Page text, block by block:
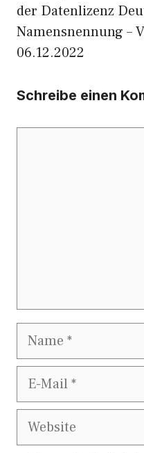
der Datenlizenz
Namensnennung –
06.12.2022
Schreibe einen
Name
E-
Website